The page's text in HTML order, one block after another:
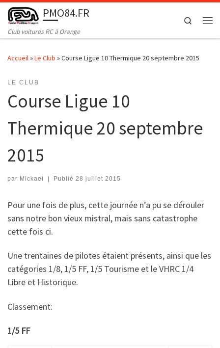
Passer au contenu
PMO84.FR
Club voitures RC à Orange
Search
Accueil»Le Club »Course Ligue 10 Thermique 20 septembre 2015
LE CLUB
Course Ligue 10
Thermique 20 septembre
2015
par Mickael | Publié 28 juillet 2015
Pour une fois de plus, cette journée n’a pu se dérouler
sans notre bon vieux mistral, mais sans catastrophe
cette fois ci.
Une trentaines de pilotes étaient présents, ainsi que les
catégories 1/8, 1/5 FF, 1/5 Tourisme et le VHRC 1/4
Libre et Historique.
Classement:
1/5 FF